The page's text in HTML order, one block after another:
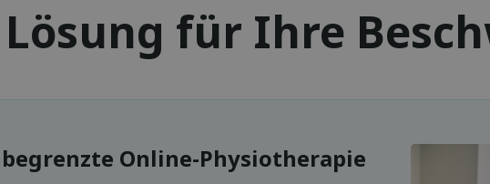
Lösung für Ihre
Online-Physiotherapie